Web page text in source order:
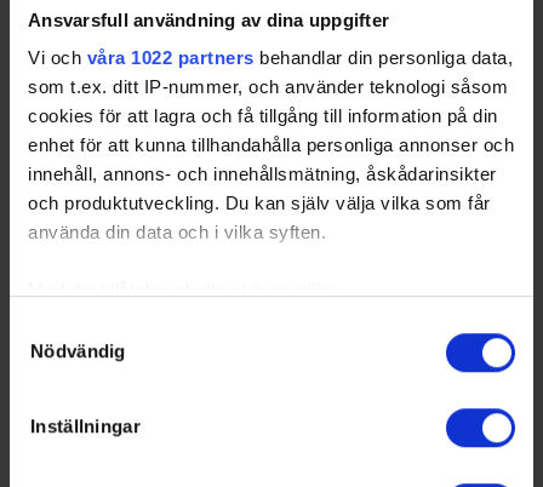
Ansvarsfull användning av dina uppgifter
Vi och våra 1022 partners behandlar din personliga data,
som t.ex. ditt IP-nummer, och använder teknologi såsom
cookies för att lagra och få tillgång till information på din
enhet för att kunna tillhandahålla personliga annonser och
innehåll, annons- och innehållsmätning, åskådarinsikter
och produktutveckling. Du kan själv välja vilka som får
använda din data och i vilka syften.
kan ha en noggrannhet på upp till flera meter
Nödvändig
Inställningar
2018-03-30
Lilla Hallen
Djurgårdens IF - Linköping HC
3 - 5
Swehockey – Svenska Ishockeyförbundets officiella app
Swehockey ger dig tillgång till nyheter, livebevakning
och statistik för samtliga ishockeyserier som spelas i
egna favoritlag i appen. För dina favoritlag kan du
periodpaus m.m.